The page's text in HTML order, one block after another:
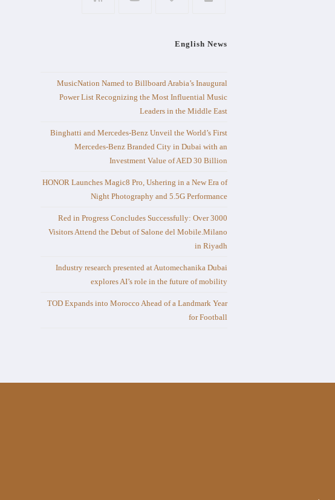
English News
MusicNation Named to Billboard Arabia’s Inaugural
Power List Recognizing the Most Influential Music
Leaders in the Middle East
Binghatti and Mercedes-Benz Unveil the World’s First
Mercedes-Benz Branded City in Dubai with an
Investment Value of AED 30 Billion
HONOR Launches Magic8 Pro, Ushering in a New Era of
Night Photography and 5.5G Performance
Red in Progress Concludes Successfully: Over 3000
Visitors Attend the Debut of Salone del Mobile.Milano
in Riyadh
Industry research presented at Automechanika Dubai
explores AI’s role in the future of mobility
TOD Expands into Morocco Ahead of a Landmark Year
for Football